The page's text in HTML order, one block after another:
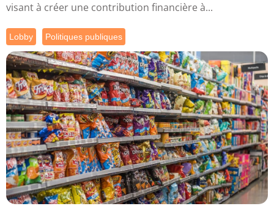
visant à créer une contribution financière à...
Lobby Politiques publiques